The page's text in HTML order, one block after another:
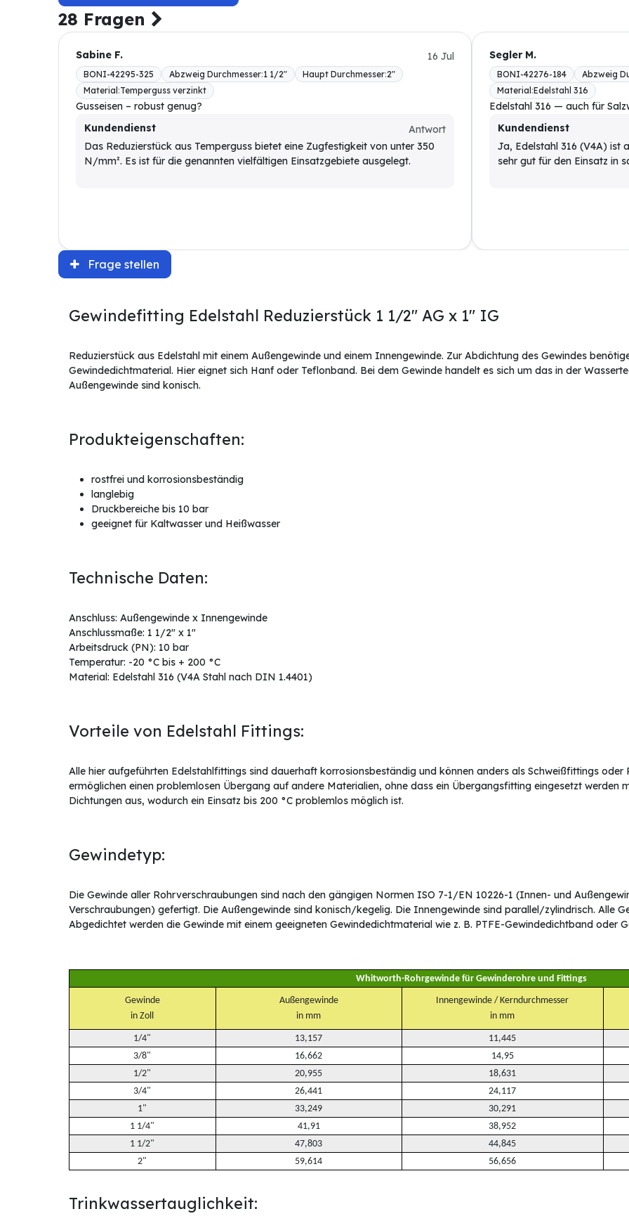
28 Fragen
Sabine F. 16 Jul
BONI-42295-325 Abzweig Durchmesser:1 1/2" Haupt Durchmesser:2"
Material :Temperguss verzinkt
Gusseisen – robust genug?
Kundendienst
Antwort
Das Reduzierstück aus Temperguss bietet eine Zugfestigkeit von unter 350
N/mm². Es ist für die genannten vielfältigen Einsatzgebiete ausgelegt.
Segler M.
BONI-42276-184 Abzweig
Material :Edelstahl 316
Edelstahl 316 — auch für
Kundendienst
Ja, Edelstahl 316 (V4A) ist
sehr gut für den Einsatz in
Frage stellen
Gewindefitting Edelstahl Reduzierstück 1 1/2" AG x 1" IG
Reduzierstück aus Edelstahl mit einem Außengewinde und einem Innengewinde. Zur Abdichtung des Gewindes
Gewindedichtmaterial. Hier eignet sich Hanf oder Teflonband. Bei dem Gewinde handelt es sich um das in der
Außengewinde sind konisch.
Produkteigenschaften:
rostfrei und korrosionsbeständig
langlebig
Druckbereiche bis 10 bar
geeignet für Kaltwasser und Heißwasser
Technische Daten:
Anschluss: Außengewinde x Innengewinde
Anschlussmaße: 1 1/2" x 1"
Arbeitsdruck (PN): 10 bar
Temperatur: -20 °C bis + 200 °C
Material: Edelstahl 316 (V4A Stahl nach DIN 1.4401)
Vorteile von Edelstahl Fittings:
Alle hier aufgeführten Edelstahlfittings sind dauerhaft korrosionsbeständig und können anders als Schweißfittings oder
ermöglichen einen problemlosen Übergang auf andere Materialien, ohne dass ein Übergangsfitting eingesetzt werden
Dichtungen aus, wodurch ein Einsatz bis 200 °C problemlos möglich ist.
Gewindetyp:
Die Gewinde aller Rohrverschraubungen sind nach den gängigen Normen ISO 7-1/EN 10226-1 (Innen- und
Verschraubungen) gefertigt. Die Außengewinde sind konisch/kegelig. Die Innengewinde sind parallel/zylindrisch. Alle
Abgedichtet werden die Gewinde mit einem geeigneten Gewindedichtmaterial wie z. B. PTFE-Gewindedichtband oder
Whitworth-Rohrgewinde für Gewinderohre und Fittings
Gewinde
in Zoll
Außengewinde
in mm
Innengewinde / Kerndurchmesser
in mm
1/4" 13,157 11,445
3/8"
16,662 14,95
1/2"
20,955 18,631
3/4"
26,441 24,117
1"
33,249 30,291
1 1/4"
41,91 38,952
1 1/2"
47,803 44,845
2"
59,614 56,656
Trinkwassertauglichkeit: